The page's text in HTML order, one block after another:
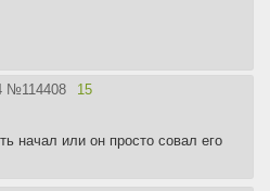
№114408 15
начал или он просто совал его